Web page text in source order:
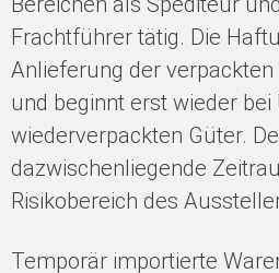
Frachtführer tätig. Die
Anlieferung der verpackten
und beginnt erst wieder
wiederverpackten Güter.
dazwischenliegende
Risikobereich des
Temporär importierte